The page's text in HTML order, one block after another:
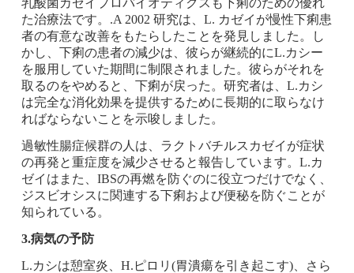
乳酸菌カゼイプロバイオティクスも下痢のための優れ
た治療法です。.A 2002 研究は、L. カゼイが慢性下痢患
者の有意な改善をもたらしたことを発見しました。し
かし、下痢の患者の減少は、彼らが継続的にL.カシー
を服用していた期間に制限されました。彼らがそれを
取るのをやめると、下痢が戻った。研究者は、L.カシ
は完全な消化効果を提供するために長期的に取らなけ
ればならないことを示唆しました。
過敏性腸症候群の人は、ラクトバチルスカゼイが症状
の再発と重症度を減少させると報告しています。L.カ
ゼイはまた、IBSの再燃を防ぐのに役立つだけでなく、
ジスビオシスに関連する下痢および便秘を防ぐことが
知られている。
3.病気の予防
L.カシは憩室炎、H.ピロリ(胃潰瘍を引き起こす)、さら